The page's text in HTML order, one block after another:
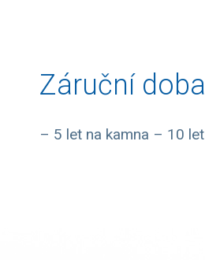
Záruční doba
– 5 let na kamna – 10